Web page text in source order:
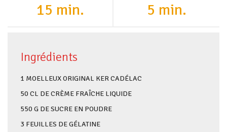
15 min. 5 min.
Ingrédients
1 MOELLEUX ORIGINAL KER CADÉLAC
50 CL DE CRÈME FRAÎCHE LIQUIDE
550 G DE SUCRE EN POUDRE
3 FEUILLES DE GÉLATINE